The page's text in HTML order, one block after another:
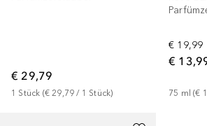
€ 29,79
1 Stück (€ 29,79 / 1 Stück)
€ 19,99
€
75 ml (€